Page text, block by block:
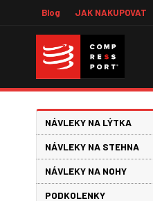
Blog JAK NAKUPOVAT
NÁVLEKY NA LÝTKA
NÁVLEKY NA STEHNA
NÁVLEKY NA NOHY
PODKOLENKY